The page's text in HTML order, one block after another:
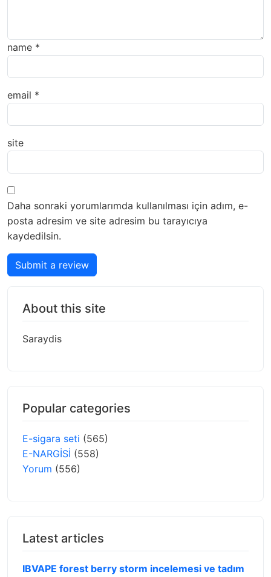
name *
email *
site
Daha sonraki yorumlarımda kullanılması için adım, e-
posta adresim ve site adresim bu tarayıcıya
kaydedilsin.
Submit a review
About this site
Saraydis
Popular categories
E-sigara seti (565)
E-NARGİSİ (558)
Yorum (556)
Latest articles
IBVAPE forest berry storm incelemesi ve tadım